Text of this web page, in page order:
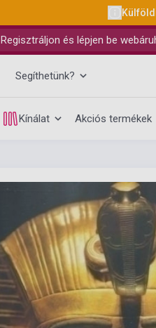
Regisztráljon és lépjen be
Segíthetünk?
Kínálat Akciós termékek